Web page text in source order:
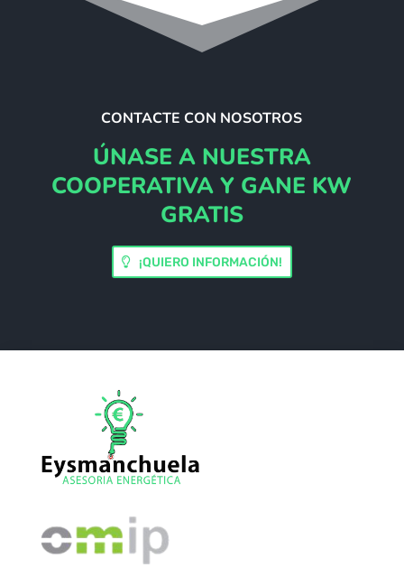
CONTACTE CON NOSOTROS
ÚNASE A NUESTRA
COOPERATIVA Y GANE KW
GRATIS
¡QUIERO INFORMACIÓN!